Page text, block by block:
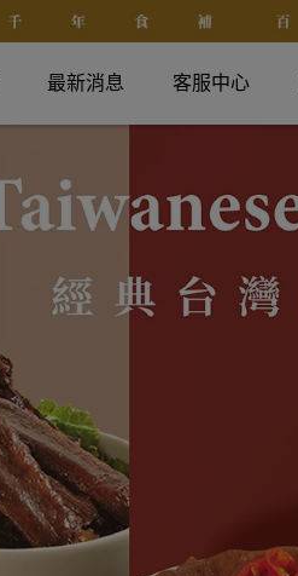
最新消息 客服中心